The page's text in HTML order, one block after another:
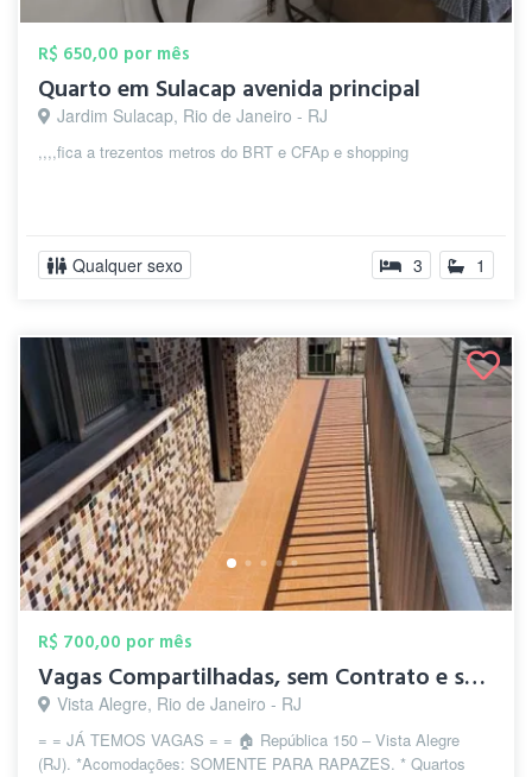
R$ 650,00 por mês
Quarto em Sulacap avenida principal
Jardim Sulacap, Rio de Janeiro - RJ
,,,,fica a trezentos metros do BRT e CFAp e shopping
Qualquer sexo 3 1
R$ 700,00 por mês
Vagas Compartilhadas, sem Contrato e sem...
Vista Alegre, Rio de Janeiro - RJ
= = JÁ TEMOS VAGAS = = 🏠 República 150 – Vista Alegre
(RJ). *Acomodações: SOMENTE PARA RAPAZES. * Quartos